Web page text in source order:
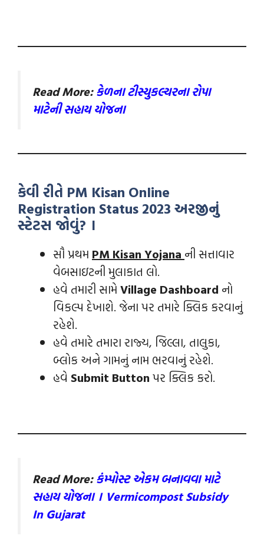
Read More: કેળના ટીસ્યુકલ્ચરના રોપા
માટેની સહાય યોજના
કેવી રીતે PM Kisan Online
Registration Status 2023 અરજીનું
સ્ટેટસ જોવું? ।
સૌ પ્રથમ PM Kisan Yojana ની સત્તાવાર
વેબસાઇટની મુલાકાત લો.
હવે તમારી સામે Village Dashboard નો
વિકલ્પ દેખાશે. જેના પર તમારે ક્લિક કરવાનું
રહેશે.
હવે તમારે તમારા રાજ્ય, જિલ્લા, તાલુકા,
બ્લોક અને ગામનું નામ ભરવાનું રહેશે.
હવે Submit Button પર ક્લિક કરો.
Read More:કંમ્પોસ્ટ એકમ બનાવવા માટે
સહાય યોજના । Vermicompost Subsidy
In Gujarat